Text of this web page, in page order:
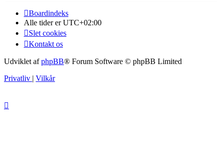
Boardindeks
Alle tider erUTC+02:00
Slet cookies
Kontakt os
Udviklet afphpBB® Forum Software © phpBB Limited
Privatliv | Vilkår